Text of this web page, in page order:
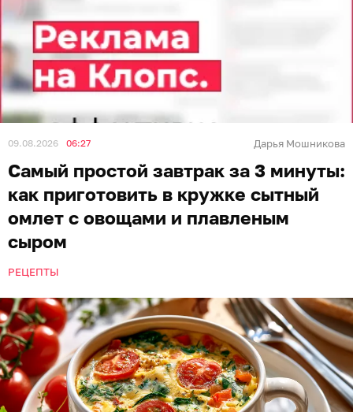
09.08.2026 06:27 Дарья Мошникова
Самый простой завтрак за 3 минуты:
как приготовить в кружке сытный
омлет с овощами и плавленым
сыром
РЕЦЕПТЫ